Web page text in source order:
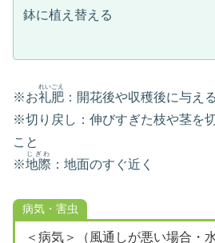
鉢に植え替える
※お礼肥
れいごえ
：開花後や収穫後に与え
※切り戻し：伸びすぎた枝や茎を
こと
※地際
じぎわ
：地面のすぐ近く
病気・害虫
＜病気＞（風通しが悪い場合・